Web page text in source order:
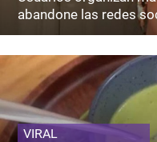
abandone las redes
VIRAL